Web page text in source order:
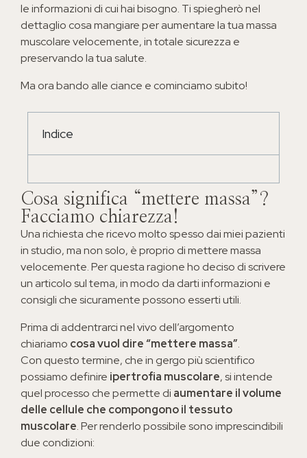
le informazioni di cui hai bisogno. Ti spiegherò nel
dettaglio cosa mangiare per aumentare la tua massa
muscolare velocemente, in totale sicurezza e
preservando la tua salute.
Ma ora bando alle ciance e cominciamo subito!
Indice
Cosa significa “mettere massa”?
Facciamo chiarezza!
Una richiesta che ricevo molto spesso dai miei pazienti
in studio, ma non solo, è proprio di mettere massa
velocemente. Per questa ragione ho deciso di scrivere
un articolo sul tema, in modo da darti informazioni e
consigli che sicuramente possono esserti utili.
Prima di addentrarci nel vivo dell’argomento
chiariamo cosa vuol dire “mettere massa”.
Con questo termine, che in gergo più scientifico
possiamo definire ipertrofia muscolare, si intende
quel processo che permette di aumentare il volume
delle cellule che compongono il tessuto
muscolare. Per renderlo possibile sono imprescindibili
due condizioni: